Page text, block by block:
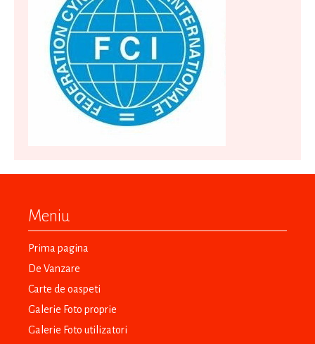
Meniu
Prima pagina
De Vanzare
Carte de oaspeti
Galerie Foto proprie
Galerie Foto utilizatori